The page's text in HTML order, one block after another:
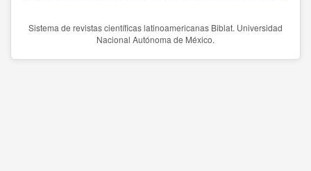
Sistema de revistas científicas latinoamericanas Biblat. Universidad
Nacional Autónoma de México.